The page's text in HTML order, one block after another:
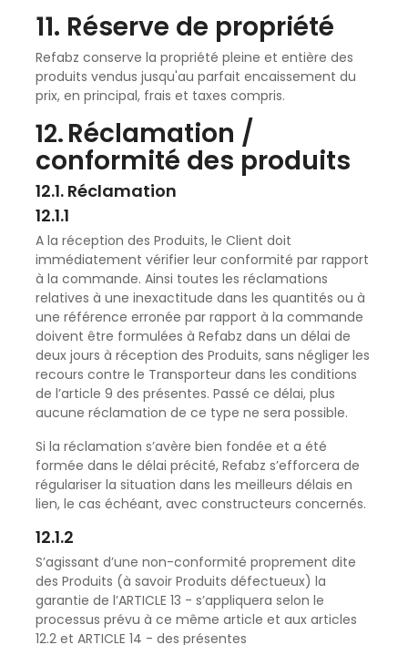
11. Réserve de propriété
Refabz conserve la propriété pleine et entière des
produits vendus jusqu'au parfait encaissement du
prix, en principal, frais et taxes compris.
12.Réclamation /
conformité des produits
12.1. Réclamation
12.1.1
A la réception des Produits, le Client doit
immédiatement vérifier leur conformité par rapport
à la commande. Ainsi toutes les réclamations
relatives à une inexactitude dans les quantités ou à
une référence erronée par rapport à la commande
doivent être formulées à Refabz dans un délai de
deux jours à réception des Produits, sans négliger les
recours contre le Transporteur dans les conditions
de l’article 9 des présentes. Passé ce délai, plus
aucune réclamation de ce type ne sera possible.
Si la réclamation s’avère bien fondée et a été
formée dans le délai précité, Refabz s’efforcera de
régulariser la situation dans les meilleurs délais en
lien, le cas échéant, avec constructeurs concernés.
12.1.2
S’agissant d’une non-conformité proprement dite
des Produits (à savoir Produits défectueux) la
garantie de l’ARTICLE 13 - s’appliquera selon le
processus prévu à ce même article et aux articles
12.2 et ARTICLE 14 - des présentes